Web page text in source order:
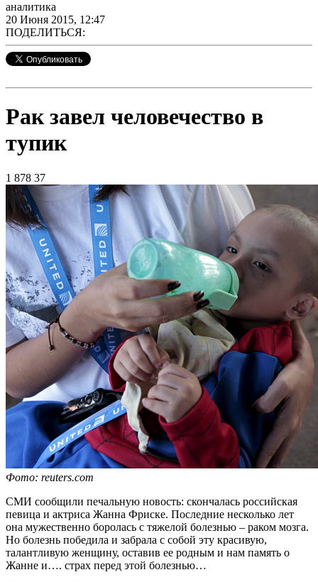
аналитика
20 Июня 2015, 12:47
ПОДЕЛИТЬСЯ:
Рак завел человечество в
тупик
1 878 37
Фото: reuters.com
СМИ сообщили печальную новость: скончалась российская
певица и актриса Жанна Фриске. Последние несколько лет
она мужественно боролась с тяжелой болезнью – раком мозга.
Но болезнь победила и забрала с собой эту красивую,
талантливую женщину, оставив ее родным и нам память о
Жанне и…. страх перед этой болезнью…